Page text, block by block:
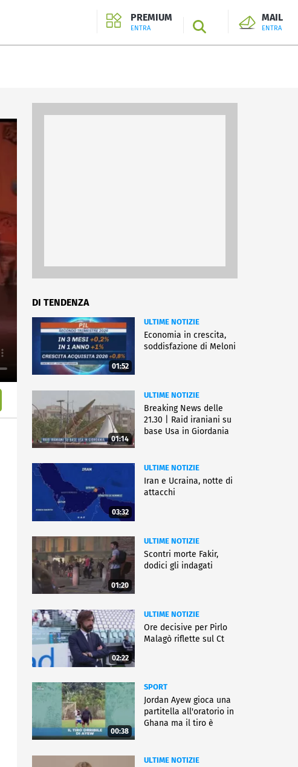
PREMIUM
ENTRA SEARCH
MAIL
ENTRA
DI TENDENZA
01:52
ULTIME NOTIZIE
Economia in crescita,
soddisfazione di Meloni
01:14
ULTIME NOTIZIE
Breaking News delle
21.30 | Raid iraniani su
base Usa in Giordania
03:32
ULTIME NOTIZIE
Iran e Ucraina, notte di
attacchi
01:20
ULTIME NOTIZIE
Scontri morte Fakir,
dodici gli indagati
02:22
ULTIME NOTIZIE
Ore decisive per Pirlo
Malagò riflette sul Ct
00:38
SPORT
Jordan Ayew gioca una
partitella all'oratorio in
Ghana ma il tiro è
ULTIME NOTIZIE